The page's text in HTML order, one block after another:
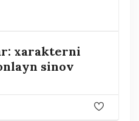
xarakterni
sinov